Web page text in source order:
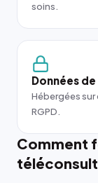
soins.
Données
Hébergées sur
RGPD.
Comment